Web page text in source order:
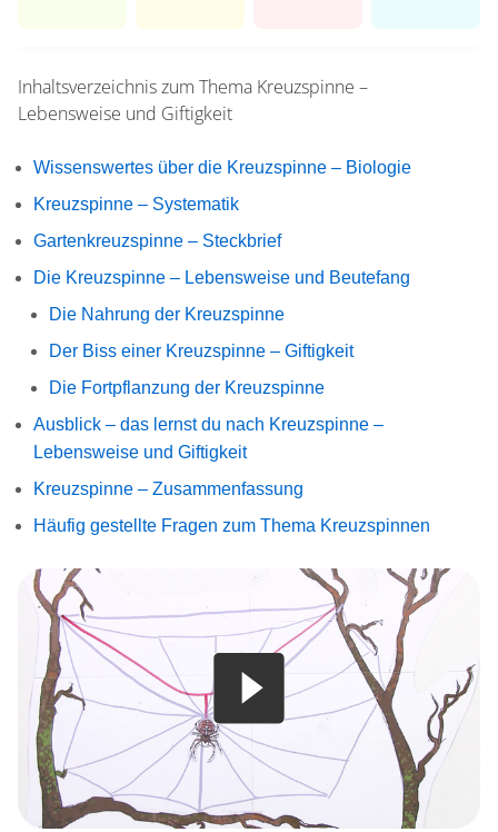
Inhaltsverzeichnis zum Thema Kreuzspinne –
Lebensweise und Giftigkeit
Wissenswertes über die Kreuzspinne – Biologie
Kreuzspinne – Systematik
Gartenkreuzspinne – Steckbrief
Die Kreuzspinne – Lebensweise und Beutefang
Die Nahrung der Kreuzspinne
Der Biss einer Kreuzspinne – Giftigkeit
Die Fortpflanzung der Kreuzspinne
Ausblick – das lernst du nach Kreuzspinne –
Lebensweise und Giftigkeit
Kreuzspinne – Zusammenfassung
Häufig gestellte Fragen zum Thema Kreuzspinnen